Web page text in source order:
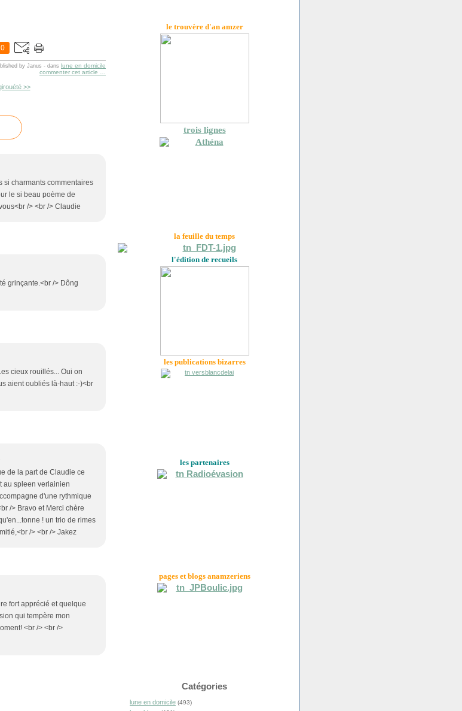
0
by Janus - dans lune en domicile
commenter cet article
>>
si charmants commentaires
le si beau poème de
/> <br /> Claudie
grinçante.<br /> Dông
cieux rouillés... Oui on
aient oubliés là-haut :-)<br
de la part de Claudie ce
au spleen verlainien
d'une rythmique
/> Bravo et Merci chère
! un trio de rimes
/> <br /> Jakez
fort apprécié et quelque
qui tempère mon
<br /> <br />
le trouvère d'an amzer
trois lignes
la feuille du temps
l'édition de recueils
les publications bizarres
les partenaires
pages et blogs anamzeriens
Catégories
lune en domicile (493)